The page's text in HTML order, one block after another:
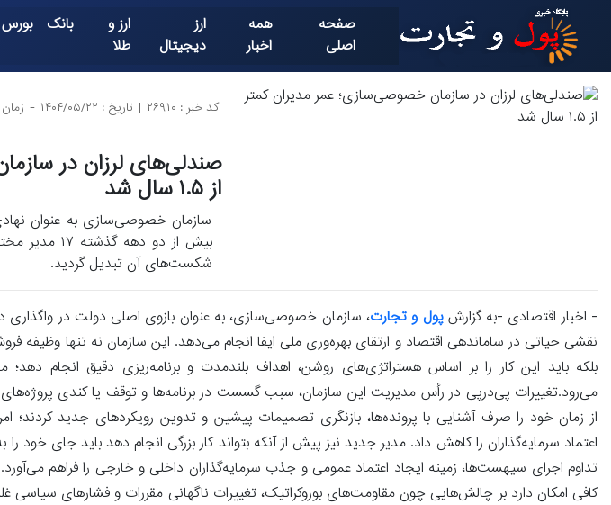
صفحه
اصلی
همه
اخبار
ارز
دیجیتال
ارز و
طلا
بانک بورس
کد خبر : ۲۶۹۱۰ | تاریخ : ۱۴۰۴/۰۵/۲۲ - زمان :
صندلی‌های لرزان در
از ۱.۵ سال شد
سازمان خصوصی‌سازی به عنوان
بیش از دو
شکست‌های آن تبدیل گردید.
- اخبار اقتصادی -به گزارشپول و تجارت، سازمان خصوصی‌سازی، به عنوان بازوی اصلی دولت در
نقشی حیاتی در ساماندهی اقتصاد و ارتقای بهره‌وری ملی ایفا انجام می‌دهد. این سازمان نه تنها وظیفه فروش
بلکه باید این کار را بر اساس هستراتژی‌های روشن، اهداف بلندمدت و برنامه‌ریزی دقیق انجام
می‌رود.تغییرات پی‌درپی در رأس مدیریت این سازمان، سبب گسست در برنامه‌ها و توقف یا کندی پروژه‌های
از زمان خود را صرف آشنایی با پرونده‌ها، بازنگری تصمیمات پیشین و تدوین رویکردهای جدید
اعتماد سرمایه‌گذاران را کاهش داد. مدیر جدید نیز پیش از آنکه بتواند کار بزرگی انجام دهد باید جای خود
تداوم اجرای سیهست‌ها، زمینه ایجاد اعتماد عمومی و جذب سرمایه‌گذاران داخلی و خارجی را فراهم می‌آورد.
کافی امکان دارد بر چالش‌هایی چون مقاومت‌های بوروکراتیک، تغییرات ناگهانی مقررات و فشارهای